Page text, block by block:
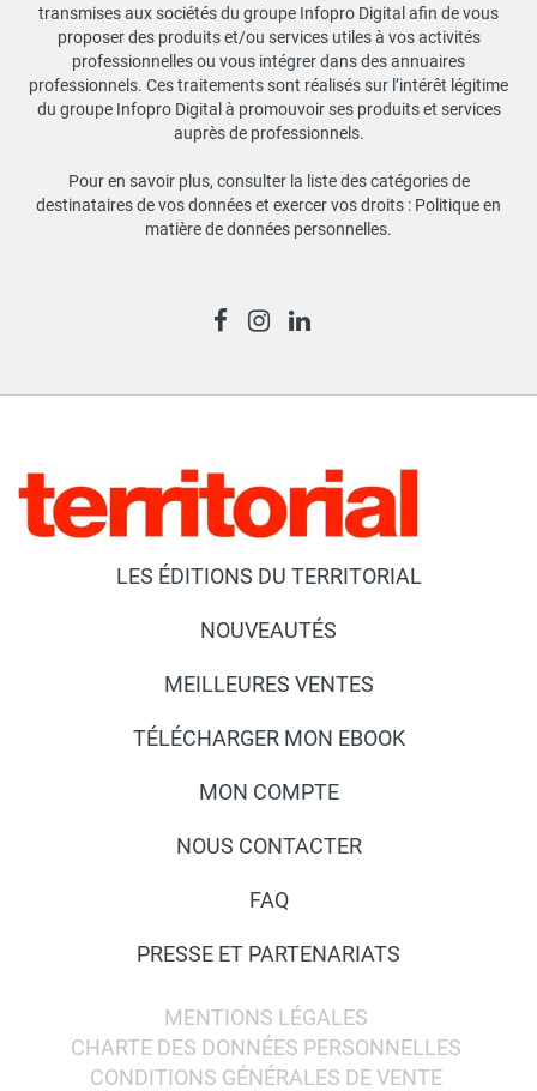
transmises aux sociétés du groupe Infopro Digital afin de vous
proposer des produits et/ou services utiles à vos activités
professionnelles ou vous intégrer dans des annuaires
professionnels. Ces traitements sont réalisés sur l’intérêt légitime
du groupe Infopro Digital à promouvoir ses produits et services
auprès de professionnels.
Pour en savoir plus, consulter la liste des catégories de
destinataires de vos données et exercer vos droits : Politique en
matière de données personnelles.
LES ÉDITIONS DU TERRITORIAL
NOUVEAUTÉS
MEILLEURES VENTES
TÉLÉCHARGER MON EBOOK
MON COMPTE
NOUS CONTACTER
FAQ
PRESSE ET PARTENARIATS
MENTIONS LÉGALES
CHARTE DES DONNÉES PERSONNELLES
CONDITIONS GÉNÉRALES DE VENTE